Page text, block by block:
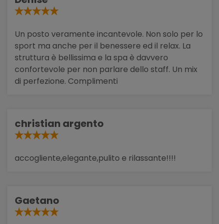
Un posto veramente incantevole. Non solo per lo
sport ma anche per il benessere ed il relax. La
struttura è bellissima e la spa è davvero
confortevole per non parlare dello staff. Un mix
di perfezione. Complimenti
christian argento
accogliente,elegante,pulito e rilassante!!!!
Gaetano